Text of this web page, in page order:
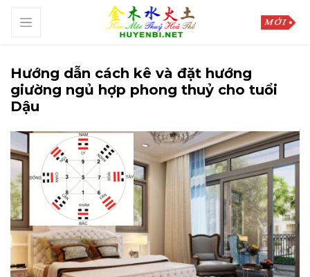
Hướng dẫn cách kê và đặt hướng
giường ngủ hợp phong thuỷ cho tuổi
Dậu